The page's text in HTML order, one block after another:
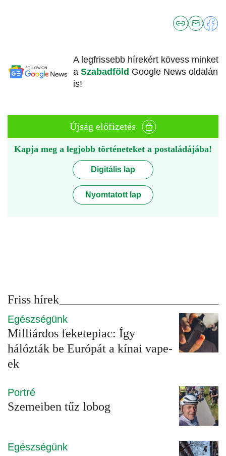
A legfrissebb hírekért kövess minket
a Szabadföld Google News oldalán
is!
Újság előfizetés
Kapja meg a legjobb történeteket a postaládájába!
Digitális lap
Nyomtatott lap
Friss hírek
Egészségünk
Milliárdos feketepiac: Így
hálózták be Európát a kínai vape-
ek
Portré
Szemeiben tűz lobog
Egészségünk